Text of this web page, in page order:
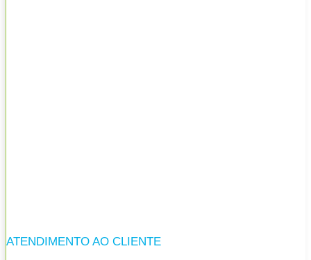
ATENDIMENTO AO CLIENTE